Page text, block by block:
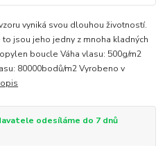
vyniká svou dlouhou životností.
jsou jeho jedny z mnoha kladných
boucle Váha vlasu: 500g/m2
80000bodů/m2 Vyrobeno v
odesíláme do 7 dnů